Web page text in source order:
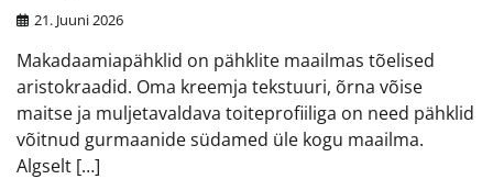
21. Juuni 2026
Makadaamiapähklid on pähklite maailmas tõelised
aristokraadid. Oma kreemja tekstuuri, õrna võise
maitse ja muljetavaldava toiteprofiiliga on need pähklid
võitnud gurmaanide südamed üle kogu maailma.
Algselt […]